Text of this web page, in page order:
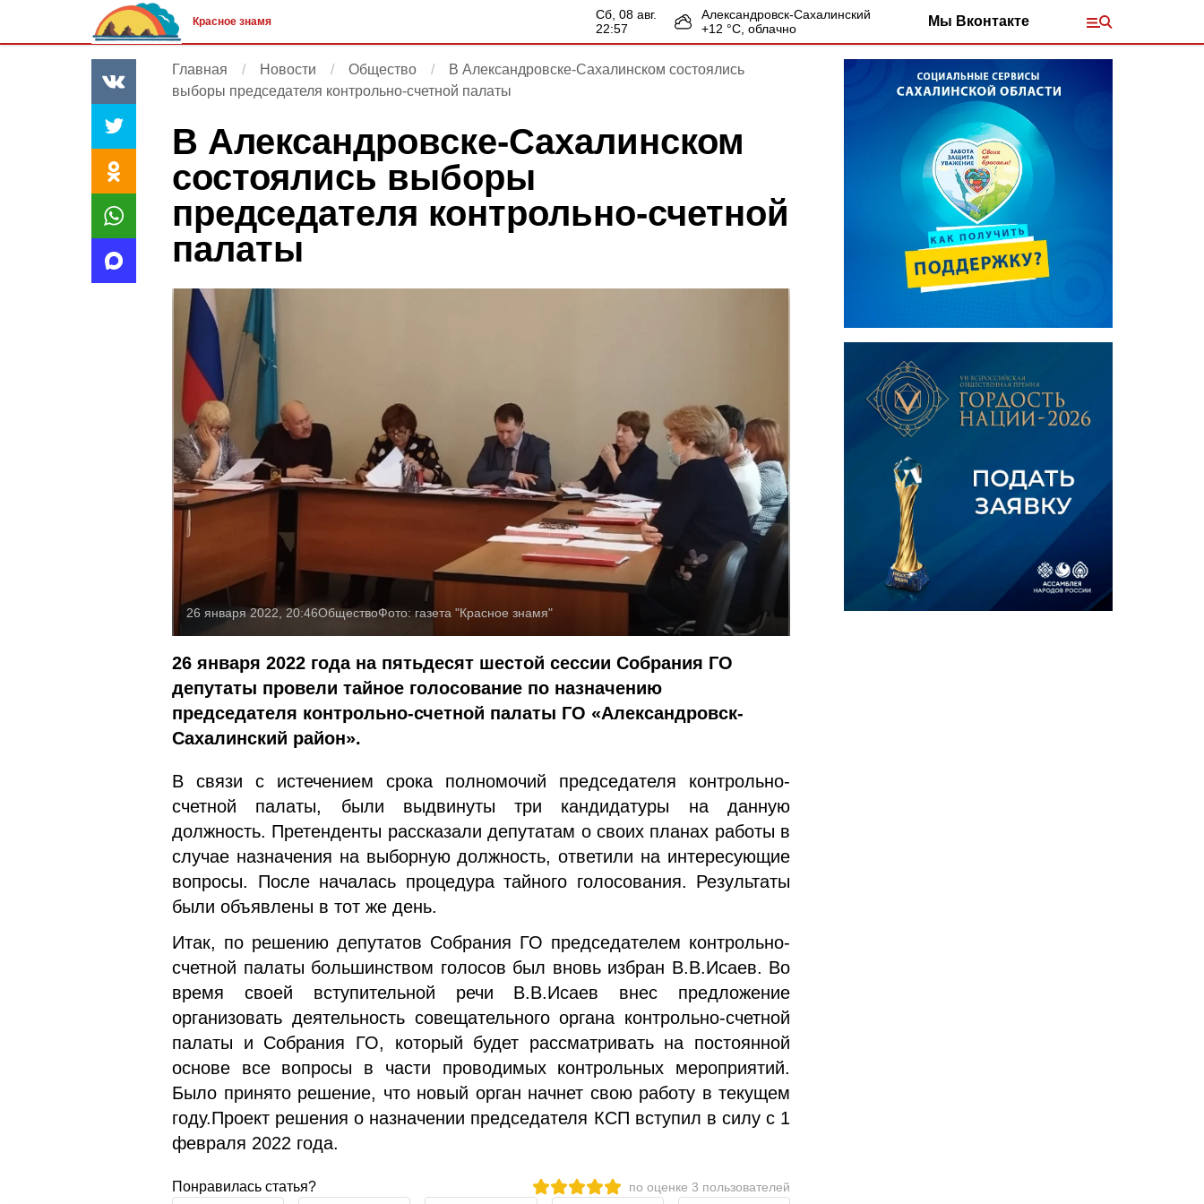
Красное знамя
сб, 08 авг.
22:57
Александровск-Сахалинский
+12 °С, облачно Мы Вконтакте
Главная Новости Общество
В Александровске-Сахалинском состоялись
выборы председателя контрольно-счетной палаты
В Александровске-Сахалинском
состоялись выборы
председателя контрольно-счетной
палаты
26 января 2022, 20:46ОбществоФото:газета "Красное знамя"
26 января 2022 года на пятьдесят шестой сессии Собрания ГО
депутаты провели тайное голосование по назначению
председателя контрольно-счетной палаты ГО «Александровск-
Сахалинский район».
В связи с истечением срока полномочий председателя контрольно-
счетной палаты, были выдвинуты три кандидатуры на данную
должность. Претенденты рассказали депутатам о своих планах работы в
случае назначения на выборную должность, ответили на интересующие
вопросы. После началась процедура тайного голосования. Результаты
были объявлены в тот же день.
Итак, по решению депутатов Собрания ГО председателем контрольно-
счетной палаты большинством голосов был вновь избран В.В.Исаев. Во
время своей вступительной речи В.В.Исаев внес предложение
организовать деятельность совещательного органа контрольно-счетной
палаты и Собрания ГО, который будет рассматривать на постоянной
основе все вопросы в части проводимых контрольных мероприятий.
Было принято решение, что новый орган начнет свою работу в текущем
году.Проект решения о назначении председателя КСП вступил в силу с 1
февраля 2022 года.
Понравилась статья? по оценке 3 пользователей